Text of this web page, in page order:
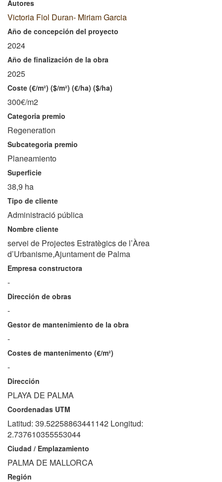
Autores
Victoria Fiol Duran- Miriam Garcia
Año de concepción del proyecto
2024
Año de finalización de la obra
2025
Coste (€/m²) ($/m²) (€/ha) ($/ha)
300€/m2
Categoria premio
Regeneration
Subcategoria premio
Planeamiento
Superficie
38,9 ha
Tipo de cliente
Administració pública
Nombre cliente
servei de Projectes Estratègics de l’Àrea
d’Urbanisme,Ajuntament de Palma
Empresa constructora
-
Dirección de obras
-
Gestor de mantenimiento de la obra
-
Costes de mantenimento (€/m²)
-
Dirección
PLAYA DE PALMA
Coordenadas UTM
Latitud: 39.52258863441142 Longitud:
2.737610355553044
Ciudad / Emplazamiento
PALMA DE MALLORCA
Región